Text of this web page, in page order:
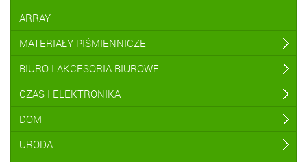
ARRAY
MATERIAŁY PIŚMIENNICZE
BIURO I AKCESORIA BIUROWE
CZAS I ELEKTRONIKA
DOM
URODA